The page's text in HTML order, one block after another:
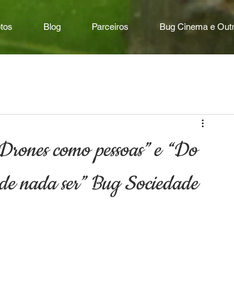
Blog Parceiros Bug Cinema e
como pessoas” e “Do
nada ser” Bug Sociedade